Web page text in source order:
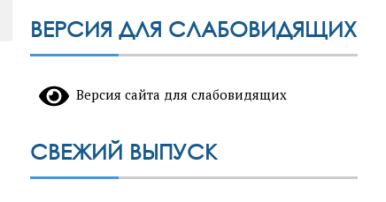
ВЕРСИЯ ДЛЯ СЛАБОВИДЯЩИХ
Версия сайта для слабовидящих
СВЕЖИЙ ВЫПУСК